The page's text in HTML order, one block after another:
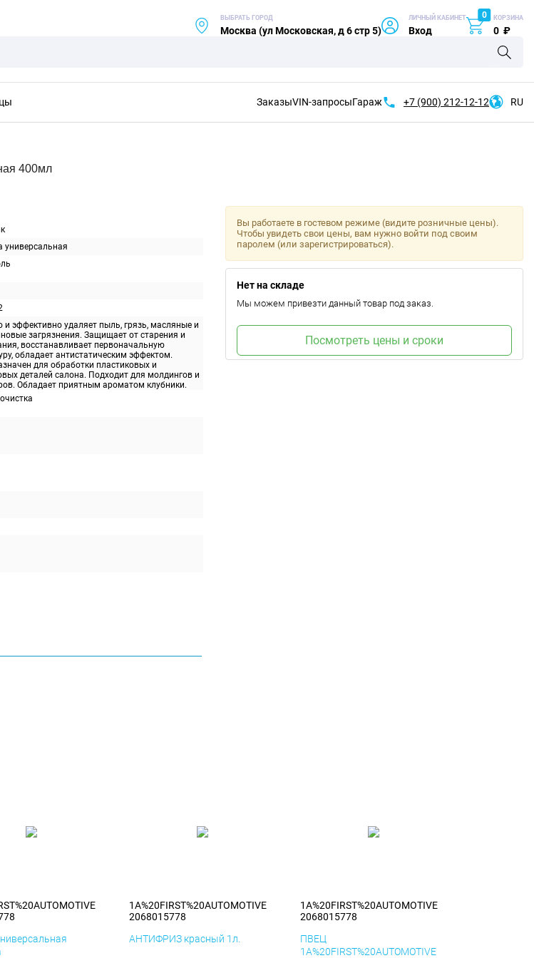
ВЫБРАТЬ ГОРОД
Москва (ул Московская, д 6 стр 5)
ЛИЧНЫЙ КАБИНЕТ
Вход
0 КОРЗИНА
0 ₽
ЗаказыVIN-запросыГараж +7 (900) 212-12-12 RU
400мл
универсальная
и эффективно удаляет пыль, грязь, масляные и
загрязнения. Защищает от старения и
восстанавливает первоначальную
обладает антистатическим эффектом.
для обработки пластиковых и
деталей салона. Подходит для молдингов и
Обладает приятным ароматом клубники.
Вы работаете в гостевом режиме (видите розничные цены).
Чтобы увидеть свои цены, вам нужно войти под своим
паролем (или зарегистрироваться).
Нет на складе
Мы можем привезти данный товар под заказ.
Посмотреть цены и сроки
1A%20FIRST%20AUTOMOTIVE
2068015778
АНТИФРИЗ красный 1л.
1A%20FIRST%20AUTOMOTIVE
2068015778
ПВЕЦ
1A%20FIRST%20AUTOMOTIVE